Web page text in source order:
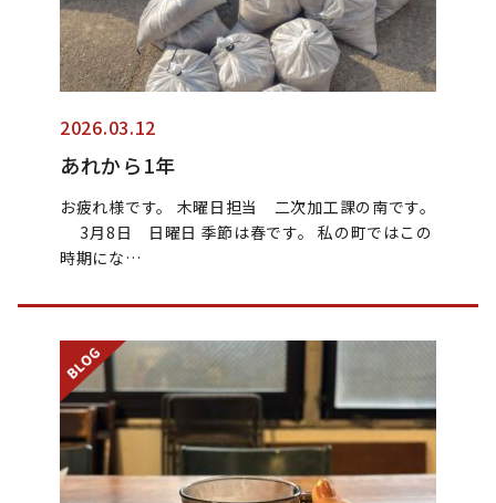
2026.03.12
あれから1年
お疲れ様です。 木曜日担当 二次加工課の南です。
3月8日 日曜日 季節は春です。 私の町ではこの
時期にな…